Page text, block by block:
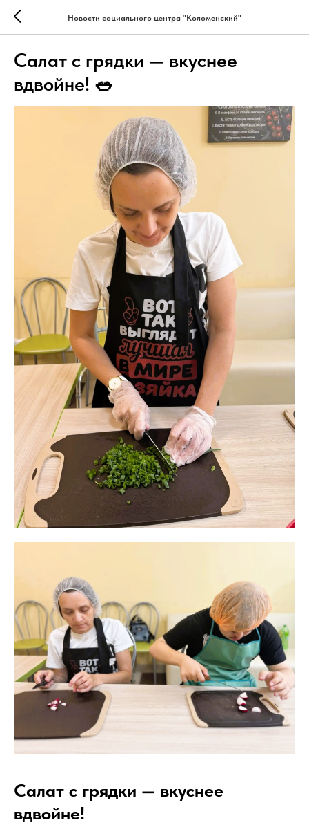
Новости социального центра "Коломенский"
Салат с грядки — вкуснее
вдвойне! 🥗
Салат с грядки — вкуснее
вдвойне!